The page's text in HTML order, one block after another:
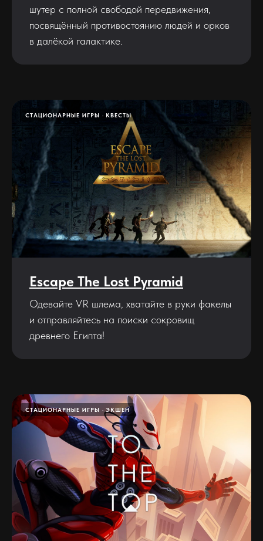
шутер с полной свободой передвижения,
посвящённый противостоянию людей и орков
в далёкой галактике.
СТАЦИОНАРНЫЕ ИГРЫ КВЕСТЫ
Escape The Lost Pyramid
Одевайте VR шлема, хватайте в руки факелы
и отправляйтесь на поиски сокровищ
древнего Египта!
СТАЦИОНАРНЫЕ ИГРЫ ЭКШЕН